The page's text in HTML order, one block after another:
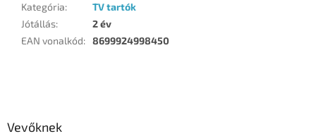
Kategória:
TV tartók
Jótállás:
2 év
EAN vonalkód: 8699924998450
Vevőknek